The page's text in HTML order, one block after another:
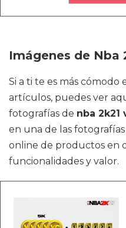
Imágenes de Nba
Si a ti te es más
artículos, puedes ver
fotografías de nba 2k21
en una de las
online de productos en
funcionalidades y valor.